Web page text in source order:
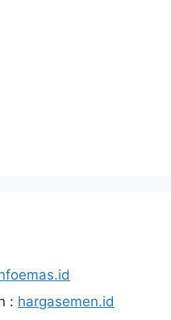
: hargasemen.id